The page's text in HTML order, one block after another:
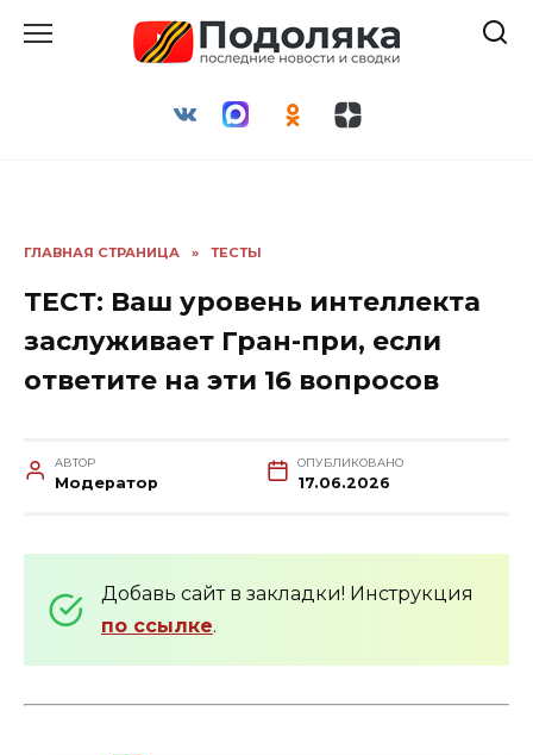
ГЛАВНАЯ СТРАНИЦА » ТЕСТЫ
ТЕСТ: Ваш уровень интеллекта
заслуживает Гран-при, если
ответите на эти 16 вопросов
АВТОР
Модератор
ОПУБЛИКОВАНО
17.06.2026
Добавь сайт в закладки! Инструкция
по ссылке.